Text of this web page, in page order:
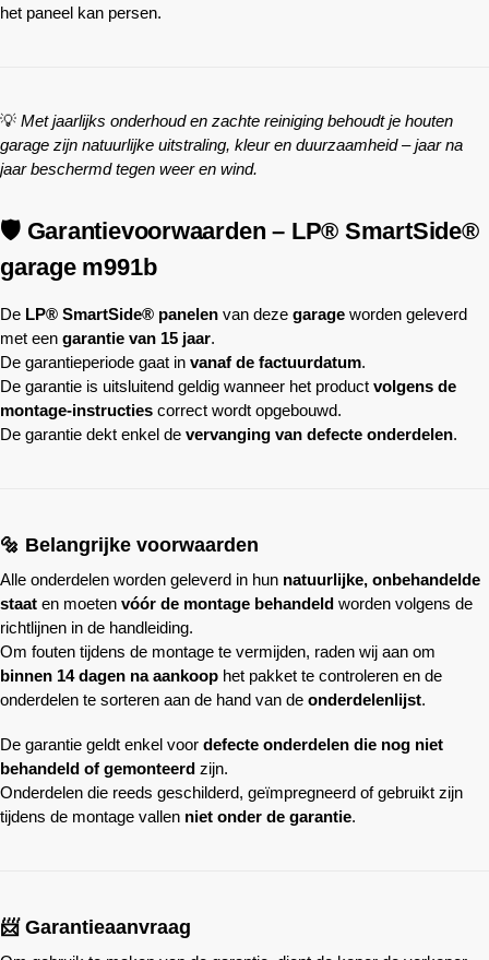
het paneel kan persen.
💡 Met jaarlijks onderhoud en zachte reiniging behoudt je houten
garage zijn natuurlijke uitstraling, kleur en duurzaamheid – jaar na
jaar beschermd tegen weer en wind.
🛡️ Garantievoorwaarden – LP® SmartSide®
garage m991b
De LP® SmartSide® panelen van deze garage worden geleverd
met een garantie van 15 jaar.
De garantieperiode gaat in vanaf de factuurdatum.
De garantie is uitsluitend geldig wanneer het product volgens de
montage-instructies correct wordt opgebouwd.
De garantie dekt enkel de vervanging van defecte onderdelen.
🔩 Belangrijke voorwaarden
Alle onderdelen worden geleverd in hun natuurlijke, onbehandelde
staat en moeten vóór de montage behandeld worden volgens de
richtlijnen in de handleiding.
Om fouten tijdens de montage te vermijden, raden wij aan om
binnen 14 dagen na aankoop het pakket te controleren en de
onderdelen te sorteren aan de hand van de onderdelenlijst.
De garantie geldt enkel voor defecte onderdelen die nog niet
behandeld of gemonteerd zijn.
Onderdelen die reeds geschilderd, geïmpregneerd of gebruikt zijn
tijdens de montage vallen niet onder de garantie.
📨 Garantieaanvraag